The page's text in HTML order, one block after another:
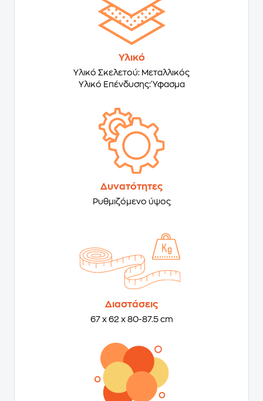
Υλικό
Υλικό Σκελετού: Μεταλλικός
Υλικό Επένδυσης: Ύφασμα
Δυνατότητες
Ρυθμιζόμενο ύψος
Διαστάσεις
67 x 62 x 80-87.5 cm